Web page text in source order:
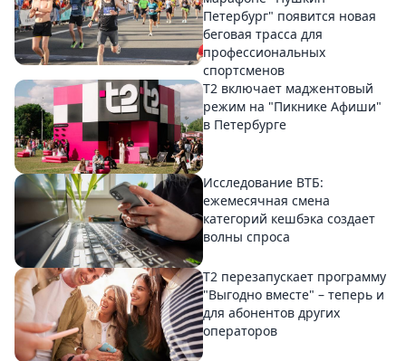
Петербург" появится новая
беговая трасса для
профессиональных
спортсменов
Т2 включает маджентовый
режим на "Пикнике Афиши"
в Петербурге
Исследование ВТБ:
ежемесячная смена
категорий кешбэка создает
волны спроса
Т2 перезапускает программу
"Выгодно вместе" – теперь и
для абонентов других
операторов